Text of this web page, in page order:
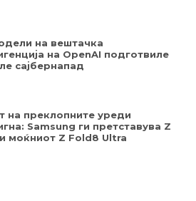
на вештачка
на OpenAI подготвиле
сајбернапад
на преклопните уреди
Samsung ги претставува Z
моќниот Z Fold8 Ultra